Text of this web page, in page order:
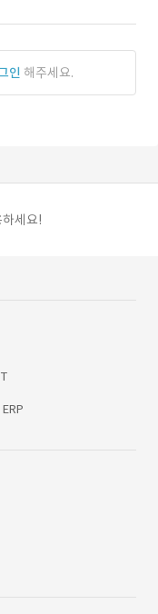
인 해주세요.
세요!